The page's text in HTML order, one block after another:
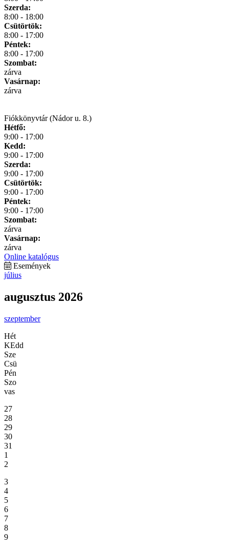
Szerda:
8:00 - 18:00
Csütörtök:
8:00 - 17:00
Péntek:
8:00 - 17:00
Szombat:
zárva
Vasárnap:
zárva
Fiókkönyvtár (Nádor u. 8.)
Hétfő:
9:00 - 17:00
Kedd:
9:00 - 17:00
Szerda:
9:00 - 17:00
Csütörtök:
9:00 - 17:00
Péntek:
9:00 - 17:00
Szombat:
zárva
Vasárnap:
zárva
Online katalógus
Események
július
augusztus 2026
szeptember
Hét
KEdd
Sze
Csü
Pén
Szo
vas
27
28
29
30
31
1
2
3
4
5
6
7
8
9